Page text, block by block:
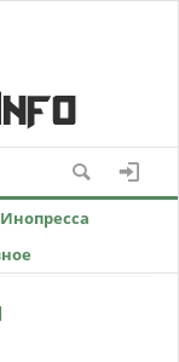
Инопресса